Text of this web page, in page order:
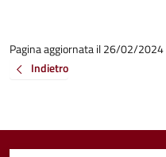
Pagina aggiornata il 26/02/
Indietro